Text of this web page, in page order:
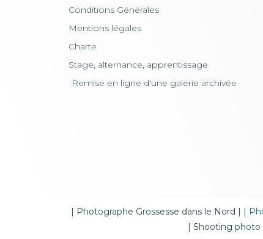
Conditions Générales
Mentions légales
Charte
Stage, alternance, apprentissage
Remise en ligne d'une galerie archivée
| Photographe Grossesse dans le Nord | |
| Shooting photo